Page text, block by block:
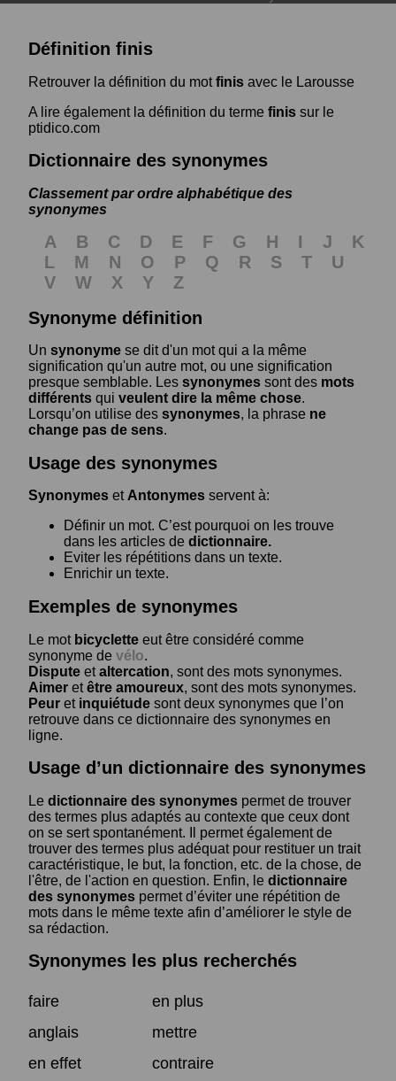
Définition finis
Retrouver la définition du motfinis avec le Larousse
A lire également la définition du terme finis sur le
ptidico.com
Dictionnaire des synonymes
Classement par ordre alphabétique des
synonymes
A B C D E F G H I J
K
L
M N O P Q R S T
U
V
W X Y
Z
Synonyme définition
Un synonyme se dit d'un mot qui a la même
signification qu'un autre mot, ou une signification
presque semblable. Les synonymes sont des mots
différents qui veulent dire la même chose.
Lorsqu’on utilise des synonymes, la phrase ne
change pas de sens.
Usage des synonymes
Synonymes etAntonymes servent à:
Définir un mot. C’est pourquoi on les trouve
dans les articles de dictionnaire.
Eviter les répétitions dans un texte.
Enrichir un texte.
Exemples de synonymes
Le mot bicyclette eut être considéré comme
synonyme de vélo.
Dispute etaltercation, sont des mots synonymes.
Aimer etêtre amoureux, sont des mots synonymes.
Peur et inquiétude sont deux synonymes que l’on
retrouve dans ce dictionnaire des synonymes en
ligne.
Usage d’un dictionnaire des synonymes
Le dictionnaire des synonymes permet de trouver
des termes plus adaptés au contexte que ceux dont
on se sert spontanément. Il permet également de
trouver des termes plus adéquat pour restituer un trait
caractéristique, le but, la fonction, etc. de la chose, de
l'être, de l'action en question. Enfin, le dictionnaire
des synonymes permet d’éviter une répétition de
mots dans le même texte afin d’améliorer le style de
sa rédaction.
Synonymes les plus recherchés
faire
en plus
anglais
mettre
en effet
contraire